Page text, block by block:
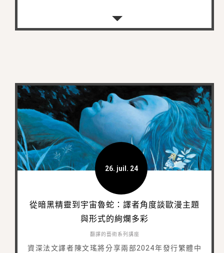
26. juil. 24
從暗黑精靈到宇宙魯蛇：譯者角度談歐漫主題
與形式的絢爛多彩
翻譯的藝術系列講座
資深法文譯者陳文瑤將分享兩部2024年發行繁體中